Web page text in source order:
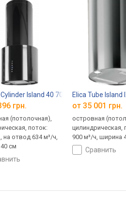
Island 40 700
грн.
(потолочная),
поток:
на отвод 634 м³/ч,
см
Elica Tube Island
от 35 001 грн.
островная
цилиндрическая,
900 м³/ч, ширина
сравнить